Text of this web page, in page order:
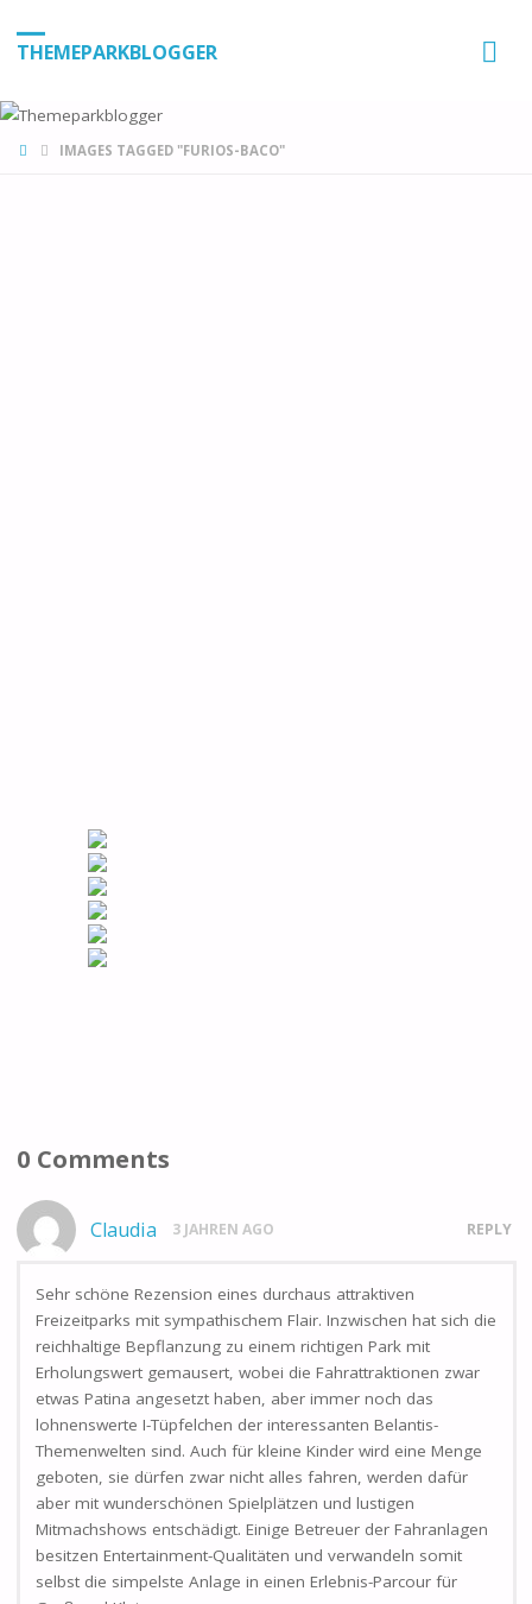
THEMEPARKBLOGGER
HOMEIMAGES TAGGED "FURIOS-BACO"
0 Comments
Claudia 3 JAHREN AGO REPLY
Sehr schöne Rezension eines durchaus attraktiven
Freizeitparks mit sympathischem Flair. Inzwischen hat sich die
reichhaltige Bepflanzung zu einem richtigen Park mit
Erholungswert gemausert, wobei die Fahrattraktionen zwar
etwas Patina angesetzt haben, aber immer noch das
lohnenswerte I-Tüpfelchen der interessanten Belantis-
Themenwelten sind. Auch für kleine Kinder wird eine Menge
geboten, sie dürfen zwar nicht alles fahren, werden dafür
aber mit wunderschönen Spielplätzen und lustigen
Mitmachshows entschädigt. Einige Betreuer der Fahranlagen
besitzen Entertainment-Qualitäten und verwandeln somit
selbst die simpelste Anlage in einen Erlebnis-Parcour für